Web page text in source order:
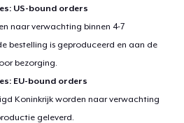
US-bound orders
naar verwachting binnen 4-7
bestelling is geproduceerd en aan de
bezorging.
EU-bound orders
Koninkrijk worden naar verwachting
geleverd.